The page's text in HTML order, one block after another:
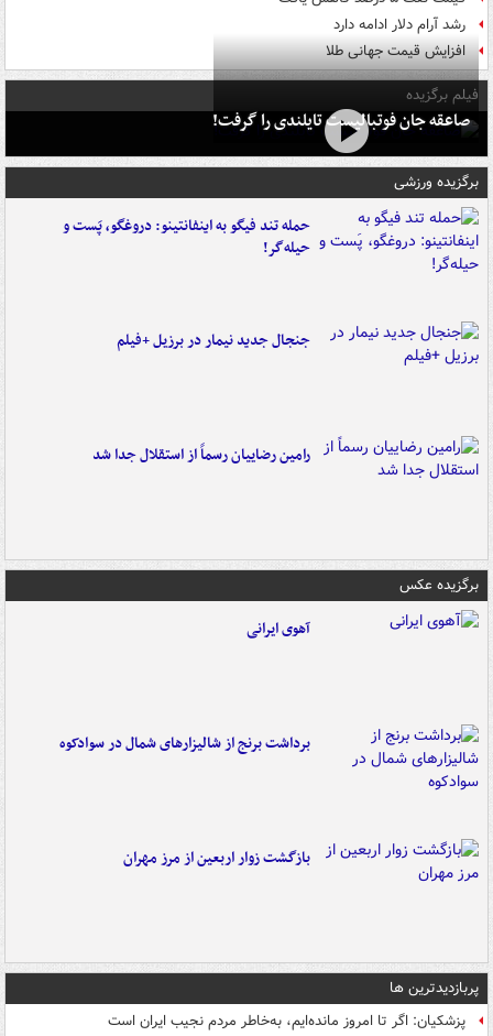
رشد آرام دلار ادامه دارد
افزایش قیمت جهانی طلا
فیلم برگزیده
صاعقه جان فوتبالیست تایلندی را گرفت!
برگزیده ورزشی
حمله تند فیگو به اینفانتینو: دروغگو، پَست‌ و
حیله‌گر!
جنجال جدید نیمار در برزیل +فیلم
رامین رضاییان رسماً از استقلال جدا شد
برگزیده عکس
آهوی ایرانی
برداشت برنج از شالیزارهای شمال در سوادکوه
بازگشت زوار اربعین از مرز مهران
پربازدیدترین ها
پزشکیان: اگر تا امروز مانده‌ایم، به‌خاطر مردم نجیب ایران است